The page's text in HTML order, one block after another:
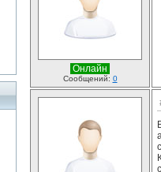
Онлайн
Сообщений: 0